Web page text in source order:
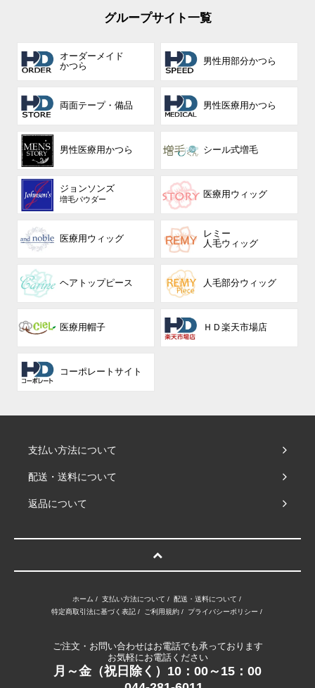
グループサイト一覧
オーダーメイド
かつら
男性用部分かつら
両面テープ・備品 男性医療用かつら
男性医療用かつら シール式増毛
ジョンソンズ
増毛パウダー 医療用ウィッグ
医療用ウィッグ
レミー
人毛ウィッグ
ヘアトップピース 人毛部分ウィッグ
医療用帽子 ＨＤ楽天市場店
コーポレート サイト
支払い方法について
配送・送料について
返品について
ホーム / 支払い方法について / 配送・送料について /
特定商取引法に基づく表記/ ご利用規約/ プライバシーポリシー /
ご注文・お問い合わせはお電話でも承っております
お気軽にお電話ください
月～金（祝日除く）10：00～15：00